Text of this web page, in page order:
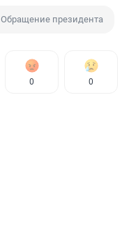
Обращение президента
0 0